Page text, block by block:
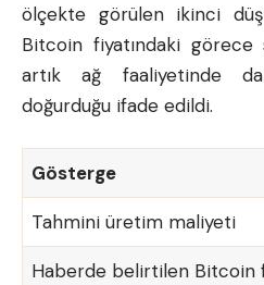
ölçekte görülen ikinci
Bitcoin fiyatındaki görece
artık ağ faaliyetinde
doğurduğu ifade edildi.
Gösterge
Tahmini üretim maliyeti
Haberde belirtilen Bitcoin